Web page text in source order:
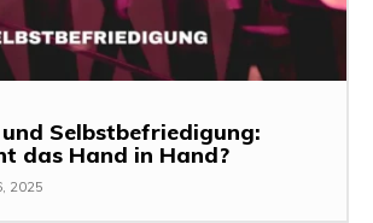
Selbstbefriedigung:
das Hand in Hand?
2025